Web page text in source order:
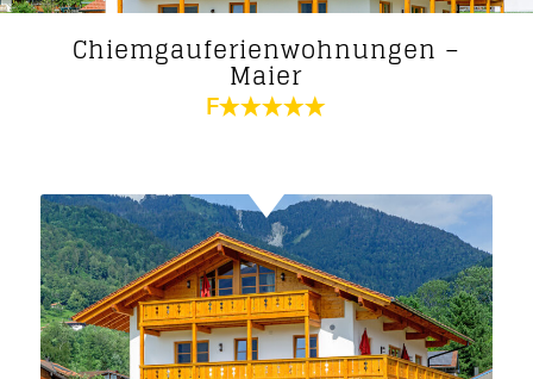
Chiemgauferienwohnungen –
Maier
F